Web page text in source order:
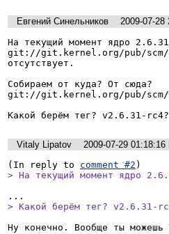
Евгений Синельников
2009-07-28
На текущий момент ядро
git://git.kernel.org/pub/
отсутствует.
Собираем от куда? От сюда?
git://git.kernel.org/pub/
Какой берём тег? v2.6.31-rc4?
Vitaly Lipatov
2009-07-29 01:18:16
(In reply to comment #2
> На текущий момент ядро
> Какой берём тег? v2.6.31-
Ну конечно. Вообще ты можешь